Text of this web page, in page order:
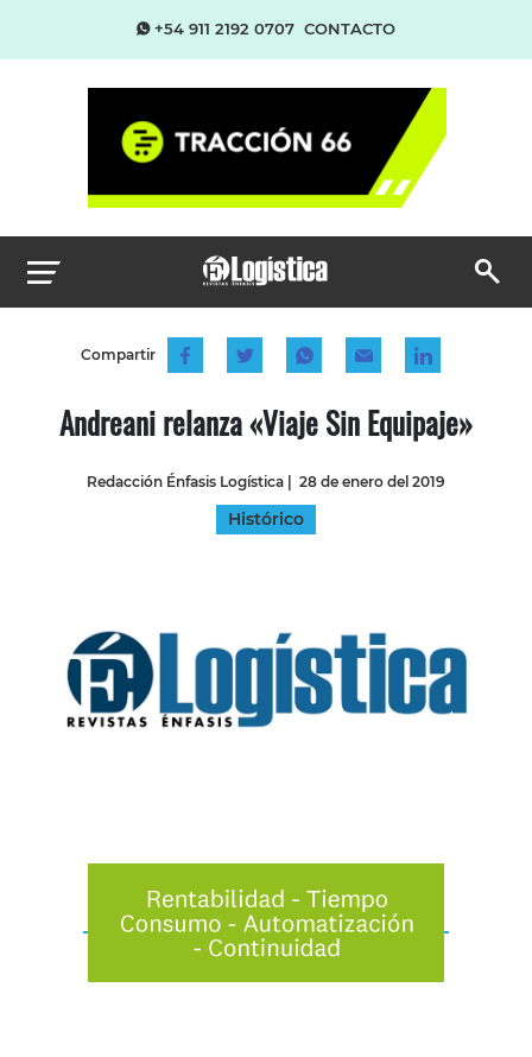
+54 911 2192 0707 CONTACTO
Compartir
Andreani relanza «Viaje Sin Equipaje»
Redacción Énfasis Logística | 28 de enero del 2019
Histórico